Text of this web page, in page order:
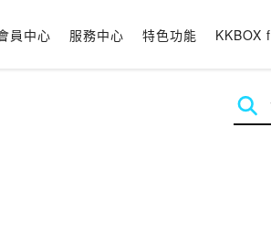
員中心 服務中心 特色功能 KKBOX